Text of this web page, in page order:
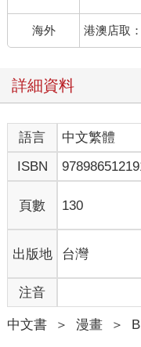
海外 港澳店取：
詳細資料
語言 中文繁體
ISBN
頁數 130
出版地 台灣
注音
中文書 ＞ 漫畫 ＞